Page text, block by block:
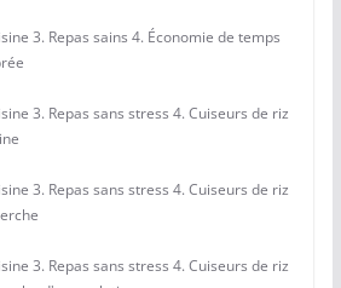
3. Repas sains 4. Économie de temps
3. Repas sans stress 4. Cuiseurs de riz
3. Repas sans stress 4. Cuiseurs de riz
3. Repas sans stress 4. Cuiseurs de riz